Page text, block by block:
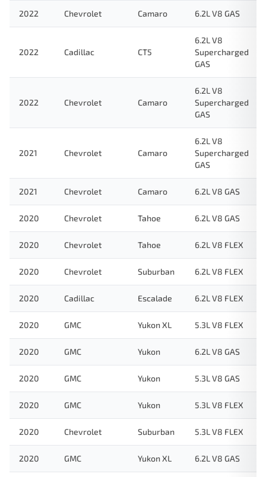
2022 Chevrolet Camaro 6.2L V8 GAS
2022 Cadillac CT5
6.2L V8
Supercharged
GAS
2022 Chevrolet Camaro
6.2L V8
Supercharged
GAS
2021 Chevrolet Camaro
6.2L V8
Supercharged
GAS
2021 Chevrolet Camaro 6.2L V8 GAS
2020 Chevrolet Tahoe 6.2L V8 GAS
2020 Chevrolet Tahoe 6.2L V8 FLEX
2020 Chevrolet Suburban 6.2L V8 FLEX
2020 Cadillac Escalade 6.2L V8 FLEX
2020 GMC Yukon XL 5.3L V8 FLEX
2020 GMC Yukon 6.2L V8 GAS
2020 GMC Yukon 5.3L V8 GAS
2020 GMC Yukon 5.3L V8 FLEX
2020 Chevrolet Suburban 5.3L V8 FLEX
2020 GMC Yukon XL 6.2L V8 GAS